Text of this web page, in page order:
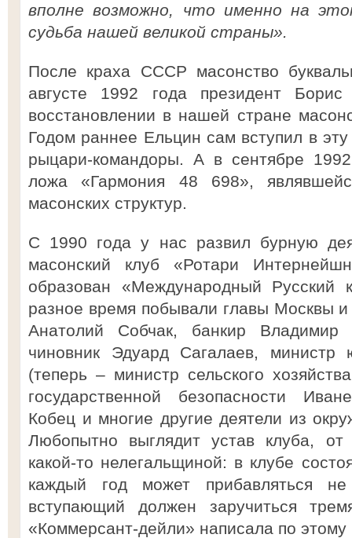
вполне возможно, что именно на
судьба нашей великой страны».
После краха СССР масонство
августе 1992 года президент
восстановлении в нашей стране
Годом раннее Ельцин сам вступил в
рыцари-командоры. А в сентябре
ложа «Гармония 48 698»,
масонских структур.
С 1990 года у нас развил бурную
масонский клуб «Ротари
образован «Международный Русский
разное время побывали главы Москвы
Анатолий Собчак, банкир Владимир
чиновник Эдуард Сагалаев, министр
(теперь – министр сельского
государственной безопасности
Кобец и многие другие деятели из
Любопытно выглядит устав клуба, от
какой-то нелегальщиной: в клубе
каждый год может прибавляться
вступающий должен заручиться
«Коммерсант-дейли» написала по этому